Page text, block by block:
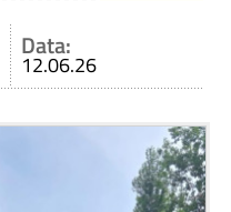
Data:
12.06.26